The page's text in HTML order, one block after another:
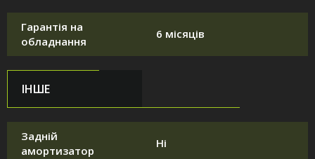
Гарантія на
обладнання
6 місяців
ІНШЕ
Задній
амортизатор
Ні